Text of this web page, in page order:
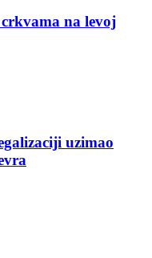
na levoj
uzimao